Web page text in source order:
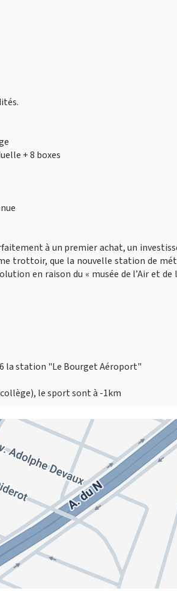
+ 8 boxes
à un premier achat, un
trottoir, que la nouvelle station de
en raison du « musée de l’Air et de
la station "Le Bourget Aéroport"
le sport sont à -1km